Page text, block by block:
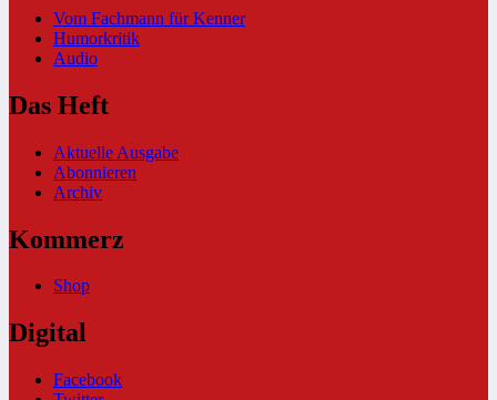
Vom Fachmann für Kenner
Humorkritik
Audio
Das Heft
Aktuelle Ausgabe
Abonnieren
Archiv
Kommerz
Shop
Digital
Facebook